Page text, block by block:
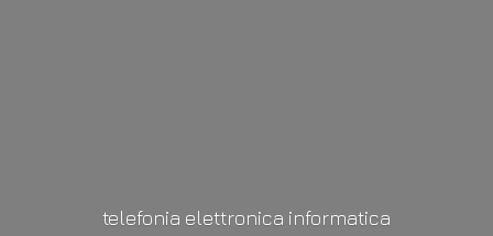
telefonia elettronica informatica